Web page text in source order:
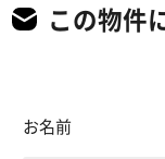
この物件
お名前